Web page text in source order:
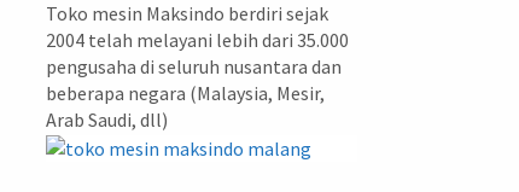
Toko mesin Maksindo berdiri sejak
2004 telah melayani lebih dari 35.000
pengusaha di seluruh nusantara dan
beberapa negara (Malaysia, Mesir,
Arab Saudi, dll)